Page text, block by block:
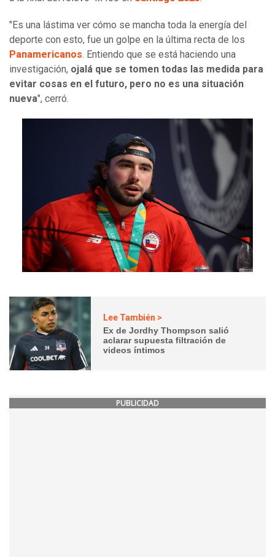
"Es una lástima ver cómo se mancha toda la energía del
deporte con esto, fue un golpe en la última recta de los
Panamericanos. Entiendo que se está haciendo una
investigación, ojalá que se tomen todas las medida para
evitar cosas en el futuro, pero no es una situación
nueva", cerró.
Lee También >
Ex de Jordhy Thompson salió
aclarar supuesta filtración de
videos íntimos
PUBLICIDAD